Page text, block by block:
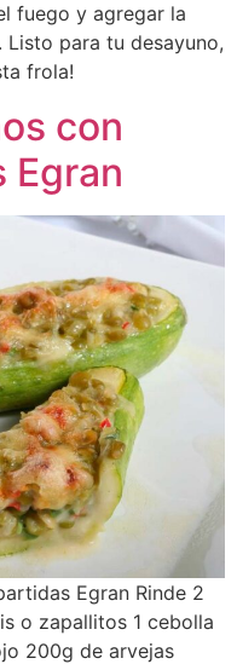
fuego y agregar la
Listo para tu desayuno,
frola!
con
Egran
Egran Rinde 2
o zapallitos 1 cebolla
200g de arvejas